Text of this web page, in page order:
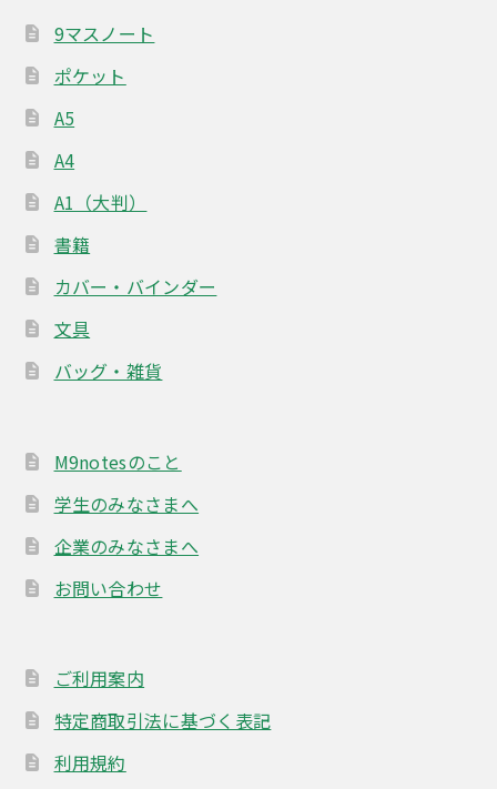
ン9マスノート
ポケット
A5
A4
A1（大判）
書籍
カバー・バインダー
文具
バッグ・雑貨
M9notesのこと
学生のみなさまへ
企業のみなさまへ
お問い合わせ
ご利用案内
特定商取引法に基づく表記
利用規約